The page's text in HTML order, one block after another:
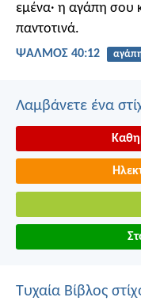
εμένα· η αγάπη σου
παντοτινά.
ΨΑΛΜΌΣ 40:12
Λαμβάνετε ένα
Τυχαία Βίβλος